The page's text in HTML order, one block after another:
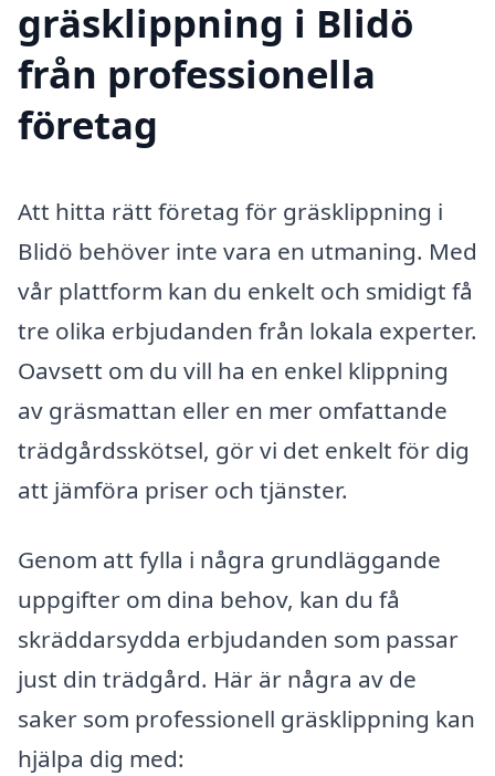
gräsklippning i Blidö
från professionella
företag
Att hitta rätt företag för gräsklippning i
Blidö behöver inte vara en utmaning. Med
vår plattform kan du enkelt och smidigt få
tre olika erbjudanden från lokala experter.
Oavsett om du vill ha en enkel klippning
av gräsmattan eller en mer omfattande
trädgårdsskötsel, gör vi det enkelt för dig
att jämföra priser och tjänster.
Genom att fylla i några grundläggande
uppgifter om dina behov, kan du få
skräddarsydda erbjudanden som passar
just din trädgård. Här är några av de
saker som professionell gräsklippning kan
hjälpa dig med: